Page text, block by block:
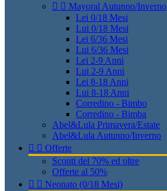
  Mayoral Autunno/Inverno
Lei 0/18 Mesi
Lui 0/18 Mesi
Lei 6/36 Mesi
Lui 6/36 Mesi
Lei 2-9 Anni
Lui 2-9 Anni
Lei 8-18 Anni
Lui 8-18 Anni
Corredino - Bimbo
Corredino - Bimba
Abel&Lula Primavera/Estate
Abel&Lula Autunno/Inverno
  Offerte
Sconti del 70% ed oltre
Offerte al 50%
  Neonato (0/18 Mesi)